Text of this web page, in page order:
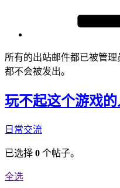
所有的出站邮件都已被管
都不会被发出。
玩不起这个游戏的
日常交流
已选择 0 个帖子。
全选